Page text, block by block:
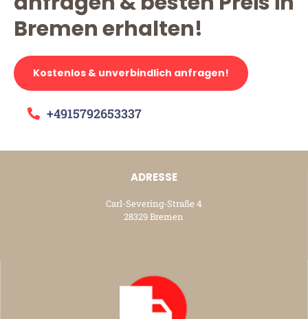
Bremen erhalten!
Kostenlos & unverbindlich anfragen!
+4915792653337
ADRESSE
Carl-Severing-Straße 4
28329 Bremen